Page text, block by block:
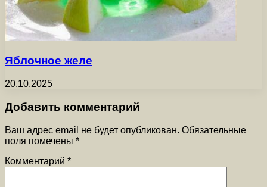
Яблочное желе
20.10.2025
Добавить комментарий
Ваш адрес email не будет опубликован. Обязательные
поля помечены *
Комментарий *